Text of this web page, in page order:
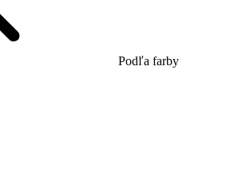
Podľa farby